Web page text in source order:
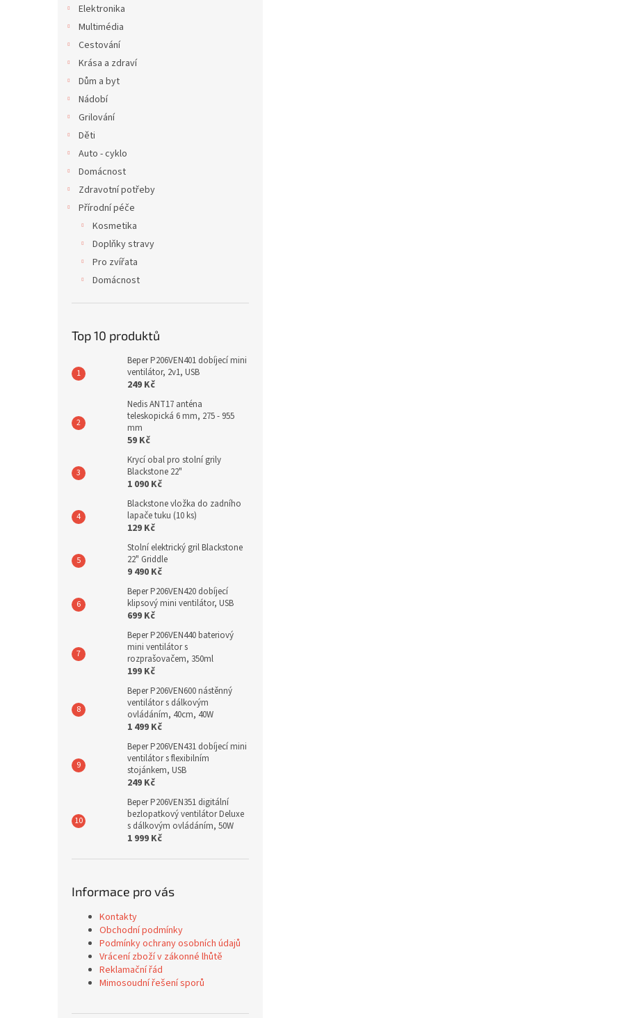
Elektronika
Multimédia
Cestování
Krása a zdraví
Dům a byt
Nádobí
Grilování
Děti
Auto - cyklo
Domácnost
Zdravotní potřeby
Přírodní péče
Kosmetika
Doplňky stravy
Pro zvířata
Domácnost
Top 10 produktů
Beper P206VEN401 dobíjecí mini
ventilátor, 2v1, USB
249 Kč
Nedis ANT17 anténa
teleskopická 6 mm, 275 - 955
mm
59 Kč
Krycí obal pro stolní grily
Blackstone 22"
1 090 Kč
Blackstone vložka do zadního
lapače tuku (10 ks)
129 Kč
Stolní elektrický gril Blackstone
22" Griddle
9 490 Kč
Beper P206VEN420 dobíjecí
klipsový mini ventilátor, USB
699 Kč
Beper P206VEN440 bateriový
mini ventilátor s
rozprašovačem, 350ml
199 Kč
Beper P206VEN600 nástěnný
ventilátor s dálkovým
ovládáním, 40cm, 40W
1 499 Kč
Beper P206VEN431 dobíjecí mini
ventilátor s flexibilním
stojánkem, USB
249 Kč
Beper P206VEN351 digitální
bezlopatkový ventilátor Deluxe
s dálkovým ovládáním, 50W
1 999 Kč
Informace pro vás
Kontakty
Obchodní podmínky
Podmínky ochrany osobních údajů
Vrácení zboží v zákonné lhůtě
Reklamační řád
Mimosoudní řešení sporů